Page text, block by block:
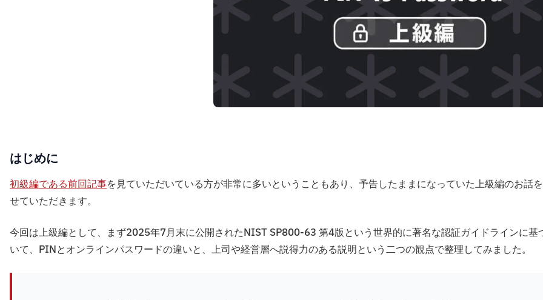
はじめに
初級編である前回記事を見ていただいている方が非常に多いということもあり、予告したままになっていた上級編のお話
せていただきます。
今回は上級編として、まず2025年7月末に公開されたNIST SP800-63 第4版という世界的に著名な認証ガイドラインに基
いて、PINとオンラインパスワードの違いと、上司や経営層へ説得力のある説明という二つの観点で整理してみました。